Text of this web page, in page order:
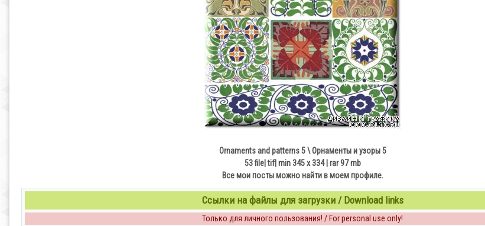
Ornaments and patterns 5 \ Орнаменты и узоры 5
53 file| tif| min 345 x 334 | rar 97 mb
Все мои посты можно найти в моем профиле.
Ссылки на файлы для загрузки / Download links
Только для личного пользования! / For personal use only!